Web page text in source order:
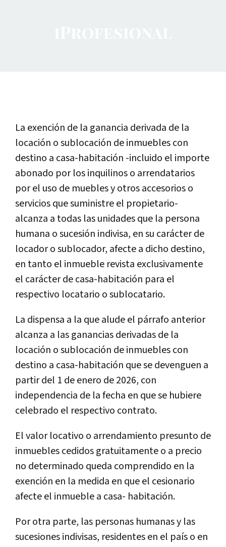
La exención de la ganancia derivada de la
locación o sublocación de inmuebles con
destino a casa-habitación -incluido el importe
abonado por los inquilinos o arrendatarios
por el uso de muebles y otros accesorios o
servicios que suministre el propietario-
alcanza a todas las unidades que la persona
humana o sucesión indivisa, en su carácter de
locador o sublocador, afecte a dicho destino,
en tanto el inmueble revista exclusivamente
el carácter de casa-habitación para el
respectivo locatario o sublocatario.
La dispensa a la que alude el párrafo anterior
alcanza a las ganancias derivadas de la
locación o sublocación de inmuebles con
destino a casa-habitación que se devenguen a
partir del 1 de enero de 2026, con
independencia de la fecha en que se hubiere
celebrado el respectivo contrato.
El valor locativo o arrendamiento presunto de
inmuebles cedidos gratuitamente o a precio
no determinado queda comprendido en la
exención en la medida en que el cesionario
afecte el inmueble a casa- habitación.
Por otra parte, las personas humanas y las
sucesiones indivisas, residentes en el país o en